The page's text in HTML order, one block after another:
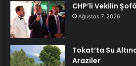
CHP’li Vekilin
Ağustos 7, 2026
Tokat’ta Su
Araziler